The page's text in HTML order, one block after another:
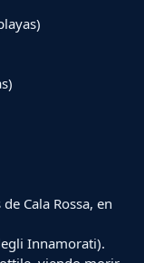
Cala Rossa, en
Innamorati).